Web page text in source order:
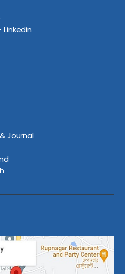
Linkedin
Journal